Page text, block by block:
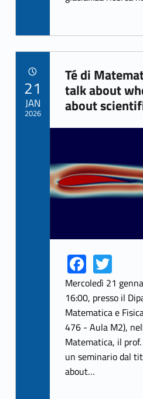
Link identifier archive #link-archive-849
Té di
talk about
about
Link identifier archive #link-archive-thumb-soap-76901
Link identifier share facebook archive #share-link-archive-98609Fa
ce
b
o
o
k
Link identifier share twitter archive #share-link-archive-66398T
w
itt
er
Mercoledì 21
16:00, presso il
Matematica e
476 - Aula M2),
Matematica, il
un seminario dal
about…
21
JAN
2026